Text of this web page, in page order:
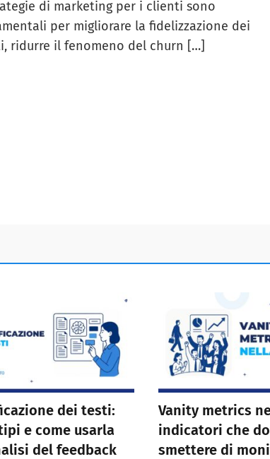
di marketing per i clienti sono
per migliorare la fidelizzazione dei
ridurre il fenomeno del churn […]
dei testi:
e come usarla
del feedback
Vanity metrics
indicatori che
smettere di